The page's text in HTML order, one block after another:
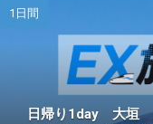
1日間
日帰り1day 大垣